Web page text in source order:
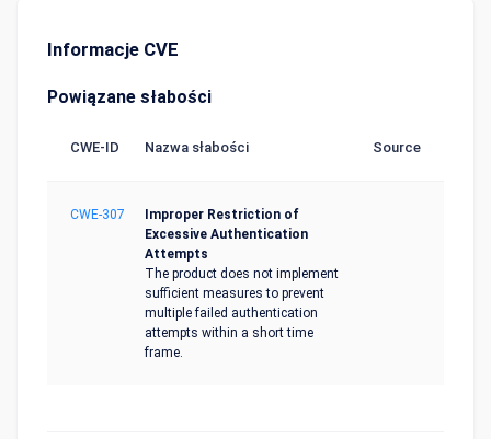
Informacje CVE
Powiązane słabości
CWE-ID Nazwa słabości Source
CWE-307
Improper Restriction of
Excessive Authentication
Attempts
The product does not implement
sufficient measures to prevent
multiple failed authentication
attempts within a short time
frame.